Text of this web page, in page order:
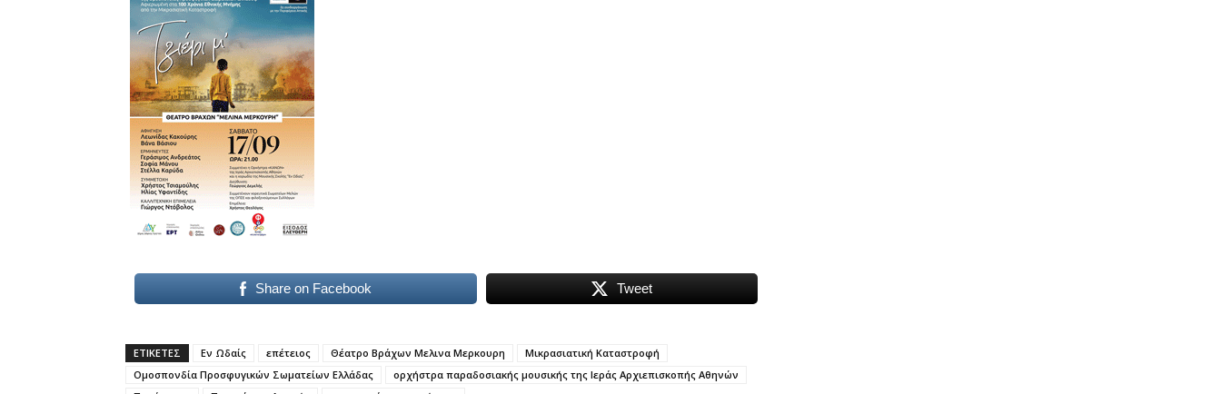
Share on Facebook Tweet
ΕΤΙΚΕΤΕΣ Εν Ωδαίς επέτειος Θέατρο Βράχων Μελινα Μερκουρη
Μικρασιατική Καταστροφή
Ομοσπονδία Προσφυγικών Σωματείων Ελλάδας
ορχήστρα παραδοσιακής μουσικής της Ιεράς Αρχιεπισκοπής Αθηνών